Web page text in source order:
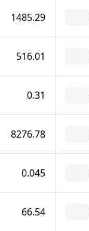
1485.29
516.01
0.31
8276.78
0.045
66.54